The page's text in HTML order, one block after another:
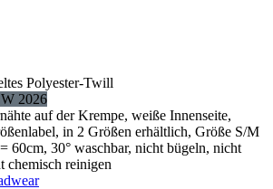
Polyester-Twill
2026
auf der Krempe, weiße Innenseite,
in 2 Größen erhältlich, Größe S/M
60cm, 30° waschbar, nicht bügeln, nicht
chemisch reinigen